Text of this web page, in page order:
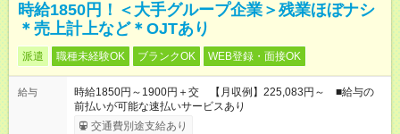
時給1850円！＜大手グループ企業＞残業ほぼナシ
＊売上計上など＊OJTあり
派遣 職種未経験OK ブランクOK WEB登録・面接OK
給与
時給1850円～1900円＋交 【月収例】225,083円～ ■給与の
前払いが可能な速払いサービスあり
交通費別途支給あり